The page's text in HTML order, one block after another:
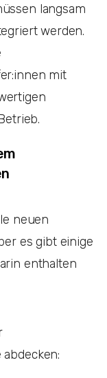
langsam
werden.
mit
neuen
es gibt einige
enthalten